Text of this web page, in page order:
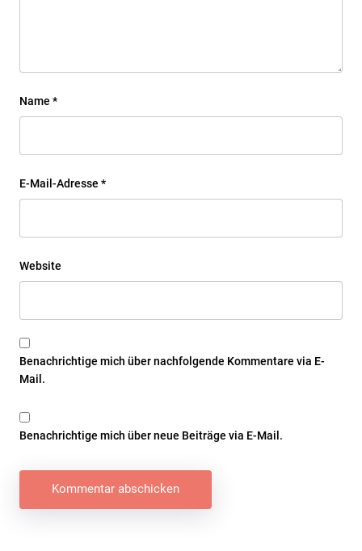
Name *
E-Mail-Adresse *
Website
Benachrichtige mich über nachfolgende Kommentare via E-
Mail.
Benachrichtige mich über neue Beiträge via E-Mail.